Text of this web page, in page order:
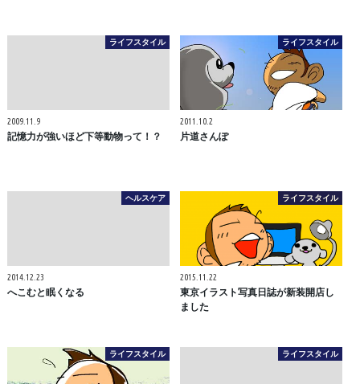
ライフスタイル
2009.11.9
記憶力が強いほど下等動物って！？
ライフスタイル
2011.10.2
片道さんぽ
ヘルスケア
2014.12.23
へこむと眠くなる
ライフスタイル
2015.11.22
東京イラスト写真日誌が新装開店し
ました
ライフスタイル ライフスタイル